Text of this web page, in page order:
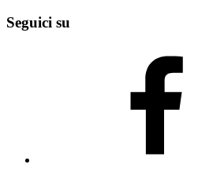
Seguici su